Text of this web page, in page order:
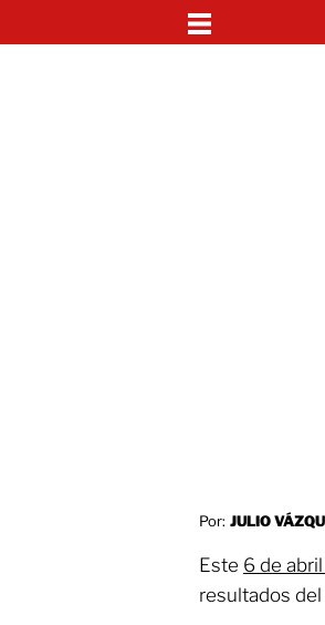
Por: JULIO
Este 6 de
resultados del